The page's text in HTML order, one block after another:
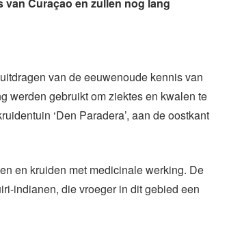
van de eeuwenoude kennis van
werden gebruikt om ziektes en kwalen te
‘Den Paradera’, aan de oostkant
en kruiden met medicinale werking. De
indianen, die vroeger in dit gebied een